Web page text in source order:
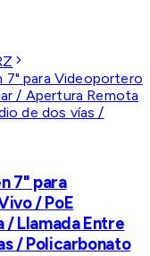
7" para
/ PoE
/ Llamada Entre
/ Policarbonato